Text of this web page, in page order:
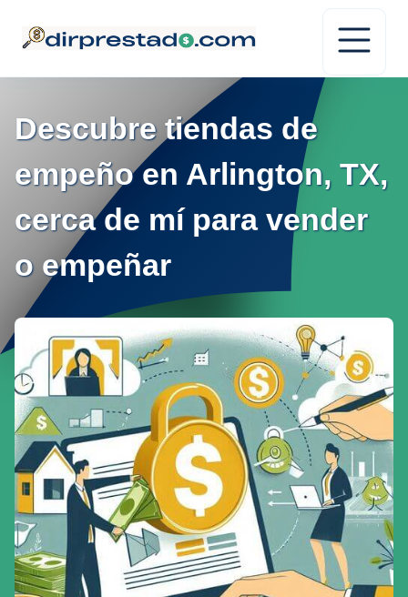
Descubre tiendas de
empeño en Arlington, TX,
cerca de mí para vender
o empeñar